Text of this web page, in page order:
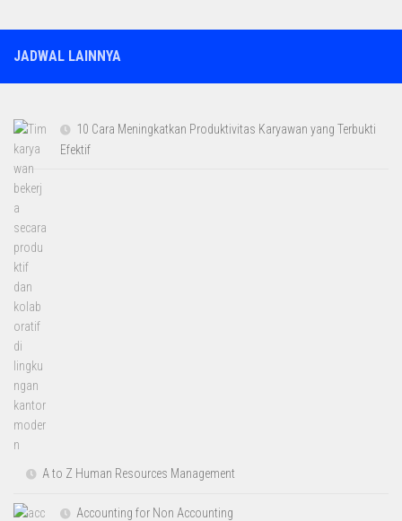
JADWAL LAINNYA
10 Cara Meningkatkan Produktivitas Karyawan yang Terbukti
Efektif
A to Z Human Resources Management
Accounting for Non Accounting